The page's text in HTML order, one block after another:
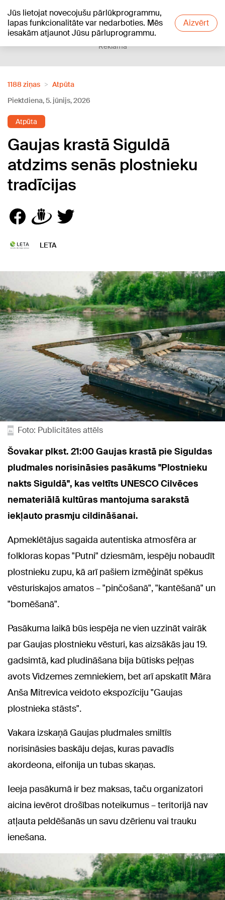
Jūs lietojat novecojušu pārlūkprogrammu,
lapas funkcionalitāte var nedarboties. Mēs
iesakām atjaunot Jūsu pārluprogrammu.
Aizvērt
+16°C
Reklāma
1188 ziņas
Atpūta
Piektdiena, 5. jūnijs, 2026
Atpūta
Gaujas krastā Siguldā
atdzims senās plostnieku
tradīcijas
LETA
Foto: Publicitātes attēls
Šovakar plkst. 21:00 Gaujas krastā pie Siguldas
pludmales norisināsies pasākums "Plostnieku
nakts Siguldā", kas veltīts UNESCO Cilvēces
nemateriālā kultūras mantojuma sarakstā
iekļauto prasmju cildināšanai.
Apmeklētājus sagaida autentiska atmosfēra ar
folkloras kopas "Putni" dziesmām, iespēju nobaudīt
plostnieku zupu, kā arī pašiem izmēģināt spēkus
vēsturiskajos amatos – "pinčošanā", "kantēšanā" un
"bomēšanā".
Pasākuma laikā būs iespēja ne vien uzzināt vairāk
par Gaujas plostnieku vēsturi, kas aizsākās jau 19.
gadsimtā, kad pludināšana bija būtisks peļņas
avots Vidzemes zemniekiem, bet arī apskatīt Māra
Anša Mitrevica veidoto ekspozīciju "Gaujas
plostnieka stāsts".
Vakara izskaņā Gaujas pludmales smiltīs
norisināsies baskāju dejas, kuras pavadīs
akordeona, eifonija un tubas skaņas.
Ieeja pasākumā ir bez maksas, taču organizatori
aicina ievērot drošības noteikumus – teritorijā nav
atļauta peldēšanās un savu dzērienu vai trauku
ienešana.